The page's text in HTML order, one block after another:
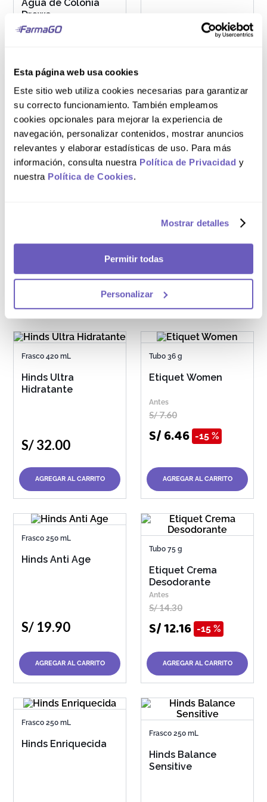
Esta página web usa cookies
Este sitio web utiliza cookies necesarias para garantizar
su correcto funcionamiento. También empleamos
cookies opcionales para mejorar la experiencia de
navegación, personalizar contenidos, mostrar anuncios
relevantes y elaborar estadísticas de uso. Para más
información, consulta nuestra Política de Privacidad y
nuestra Política de Cookies.
Mostrar detalles
Permitir todas
Personalizar
Agua de Colonia
Drowa
S/23.50
AGREGAR AL CARRITO AGREGAR AL CARRITO
Frasco 420 mL
AGREGAR AL CARRITO
S/
AGREGAR AL CARRITO
Frasco 420 mL
Hinds Ultra
Hidratante
S/32.00
AGREGAR AL CARRITO
Tubo 36 g
Etiquet Women
S/7.60
S/6.46 15 %
AGREGAR AL CARRITO
Frasco 250 mL
Hinds Anti Age
S/ 19.90
AGREGAR AL CARRITO
Tubo 75 g
Etiquet Crema
Desodorante
S/14.30
S/12.16 15 %
AGREGAR AL CARRITO
Frasco 250 mL
Hinds Enriquecida
Frasco 250 mL
Hinds Balance
Sensitive